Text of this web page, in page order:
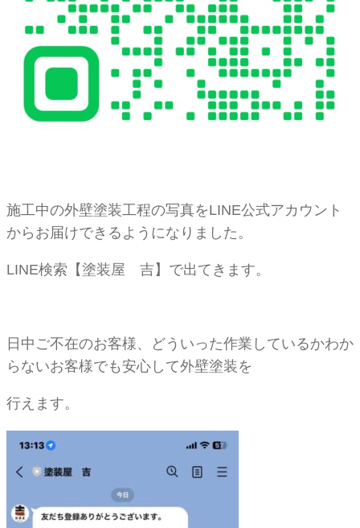
施工中の外壁塗装工程の写真をLINE公式アカウント
からお届けできるようになりました。
LINE検索【塗装屋 吉】で出てきます。
日中ご不在のお客様、どういった作業しているかわか
らないお客様でも安心して外壁塗装を
行えます。